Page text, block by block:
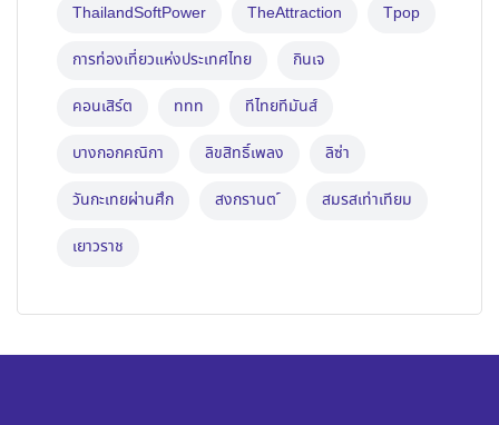
ThailandSoftPower TheAttraction Tpop
การท่องเที่ยวแห่งประเทศไทย กินเจ
คอนเสิร์ต ททท ทีไทยทีมันส์
บางกอกคณิกา ลิขสิทธิ์เพลง ลิซ่า
วันกะเทยผ่านศึก สงกรานต ์ สมรสเท่าเทียม
เยาวราช